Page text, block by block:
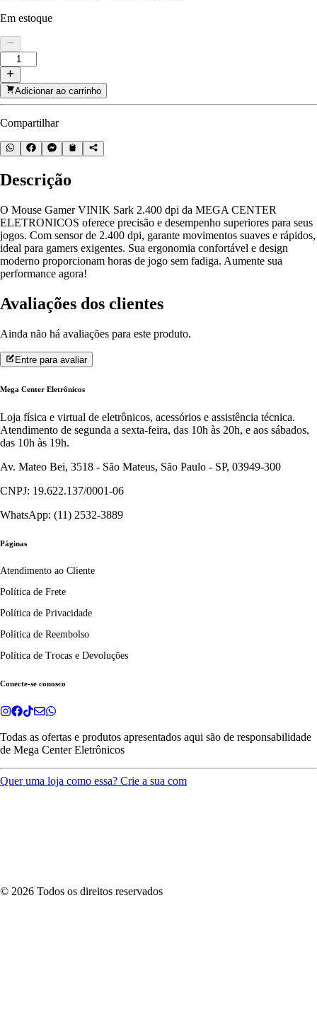
Em estoque
Adicionar ao carrinho
Compartilhar
Descrição
O Mouse Gamer VINIK Sark 2.400 dpi da MEGA CENTER
ELETRONICOS oferece precisão e desempenho superiores para seus
jogos. Com sensor de 2.400 dpi, garante movimentos suaves e rápidos,
ideal para gamers exigentes. Sua ergonomia confortável e design
moderno proporcionam horas de jogo sem fadiga. Aumente sua
performance agora!
Avaliações dos clientes
Ainda não há avaliações para este produto.
Entre para avaliar
Mega Center Eletrônicos
Loja física e virtual de eletrônicos, acessórios e assistência técnica.
Atendimento de segunda a sexta-feira, das 10h às 20h, e aos sábados,
das 10h às 19h.
Av. Mateo Bei, 3518 - São Mateus, São Paulo - SP, 03949-300
CNPJ: 19.622.137/0001-06
WhatsApp: (11) 2532-3889
Páginas
Atendimento ao Cliente
Política de Frete
Política de Privacidade
Política de Reembolso
Política de Trocas e Devoluções
Conecte-se conosco
Todas as ofertas e produtos apresentados aqui são de responsabilidade
de Mega Center Eletrônicos
Quer uma loja como essa? Crie a sua com
© 2026 Todos os direitos reservados